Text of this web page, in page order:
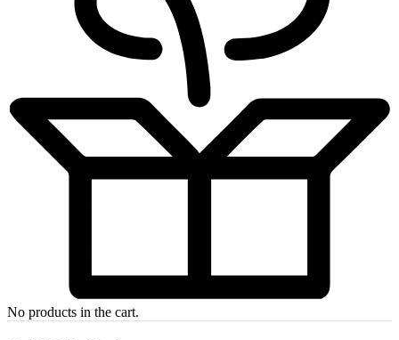
No products in the cart.